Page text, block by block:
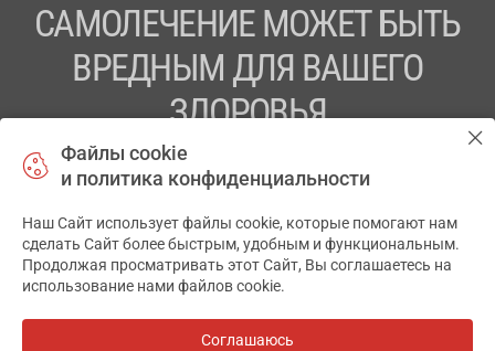
САМОЛЕЧЕНИЕ МОЖЕТ БЫТЬ
ВРЕДНЫМ ДЛЯ ВАШЕГО
ЗДОРОВЬЯ
ПЕРЕД ПРИМЕНЕНИЕМ ПРЕПАРАТА
ПРОКОНСУЛЬТИРУЙТЕСЬ С ВРАЧОМ
ТОВ «АПТЕКА 911.ЮА» Код ЄДРПОУ 43631965.
Отказ от ответственности
АПТЕКА911.ЮА
Файлы cookie
и политика конфиденциальности
Наш Сайт использует файлы cookie, которые помогают нам
сделать Сайт более быстрым, удобным и функциональным.
Продолжая просматривать этот Сайт, Вы соглашаетесь на
использование нами файлов cookie.
Соглашаюсь
✕